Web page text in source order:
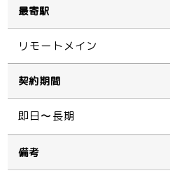
最寄駅
リモートメイン
契約期間
即日〜長期
備考